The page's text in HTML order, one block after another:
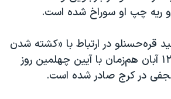
ریه چپ او سوراخ شده است.
قره‌حسنلو در ارتباط با «کشته شدن
یک بسیجی» در روز ۱۲ آبان هم‌زمان با آیین چهلمین روز
در کرج صادر شده است.